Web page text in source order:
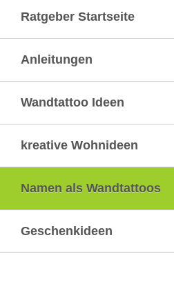
Ratgeber Startseite
Anleitungen
Wandtattoo Ideen
kreative Wohnideen
Namen als Wandtattoos
Geschenkideen